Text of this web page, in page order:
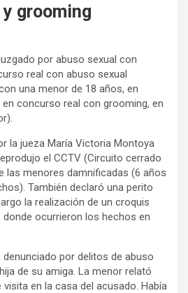
grooming
por abuso sexual con
real con abuso sexual
una menor de 18 años, en
concurso real con grooming, en
la jueza María Victoria Montoya
el CCTV (Circuito cerrado
las menores damnificadas (6 años
También declaró una perito
la realización de un croquis
ocurrieron los hechos en
por delitos de abuso
de su amiga. La menor relató
en la casa del acusado. Había